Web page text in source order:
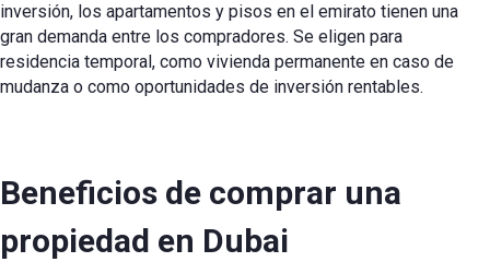
inversión, los apartamentos y pisos en el emirato tienen una
gran demanda entre los compradores. Se eligen para
residencia temporal, como vivienda permanente en caso de
mudanza o como oportunidades de inversión rentables.
Beneficios de comprar una
propiedad en Dubai